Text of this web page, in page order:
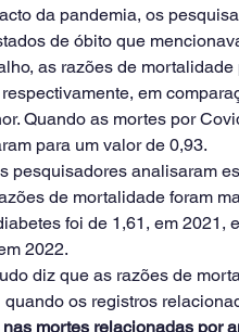
da pandemia, os
de óbito que
as razões de
respectivamente, em
Quando as mortes por
para um valor de 0,93.
pesquisadores analisaram
de mortalidade foram
foi de 1,61, em 2021,
2022.
diz que as razões de
os registros
mortes relacionadas por